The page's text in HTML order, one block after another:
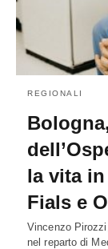
REGIONALI
la vita
Fials e
Vincenzo
nel reparto di